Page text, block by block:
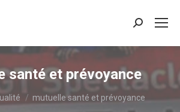
Recherche
santé et prévoyance
: mutuelle santé et prévoyance